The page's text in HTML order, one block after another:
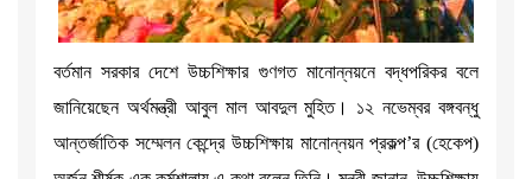
বর্তমান সরকার দেশে উচ্চশিক্ষার গুণগত মানোন্নয়নে বদ্ধপরিকর বলে
জানিয়েছেন অর্থমন্ত্রী আবুল মাল আবদুল মুহিত। ১২ নভেম্বর বঙ্গবন্ধু
আন্তর্জাতিক সম্মেলন কেন্দ্রে উচ্চশিক্ষায় মানোন্নয়ন প্রকল্প’র (হেকেপ)